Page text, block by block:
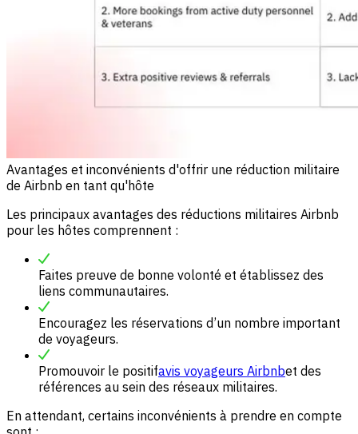
Avantages et inconvénients d'offrir une réduction militaire
de Airbnb en tant qu'hôte
Les principaux avantages des réductions militaires Airbnb
pour les hôtes comprennent :
Faites preuve de bonne volonté et établissez des
liens communautaires.
Encouragez les réservations d’un nombre important
de voyageurs.
Promouvoir le positifavis voyageurs Airbnbet des
références au sein des réseaux militaires.
En attendant, certains inconvénients à prendre en compte